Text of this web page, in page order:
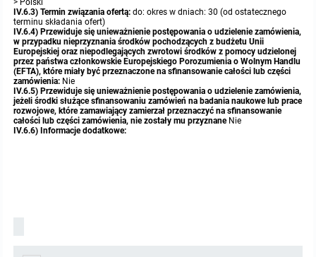
> Polski
IV.6.3) Termin związania ofertą:do: okres w dniach: 30 (od ostatecznego
terminu składania ofert)
IV.6.4) Przewiduje się unieważnienie postępowania o udzielenie zamówienia,
w przypadku nieprzyznania środków pochodzących z budżetu Unii
Europejskiej oraz niepodlegających zwrotowi środków z pomocy udzielonej
przez państwa członkowskie Europejskiego Porozumienia o Wolnym Handlu
(EFTA), które miały być przeznaczone na sfinansowanie całości lub części
zamówienia: Nie
IV.6.5) Przewiduje się unieważnienie postępowania o udzielenie zamówienia,
jeżeli środki służące sfinansowaniu zamówień na badania naukowe lub prace
rozwojowe, które zamawiający zamierzał przeznaczyć na sfinansowanie
całości lub części zamówienia, nie zostały mu przyznaneNie
IV.6.6) Informacje dodatkowe: